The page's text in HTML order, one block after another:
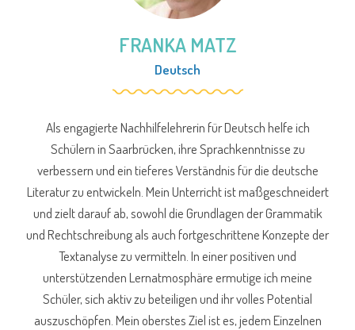
FRANKA MATZ
Deutsch
Als engagierte Nachhilfelehrerin für Deutsch helfe ich
Schülern in Saarbrücken, ihre Sprachkenntnisse zu
verbessern und ein tieferes Verständnis für die deutsche
Literatur zu entwickeln. Mein Unterricht ist maßgeschneidert
und zielt darauf ab, sowohl die Grundlagen der Grammatik
und Rechtschreibung als auch fortgeschrittene Konzepte der
Textanalyse zu vermitteln. In einer positiven und
unterstützenden Lernatmosphäre ermutige ich meine
Schüler, sich aktiv zu beteiligen und ihr volles Potential
auszuschöpfen. Mein oberstes Ziel ist es, jedem Einzelnen